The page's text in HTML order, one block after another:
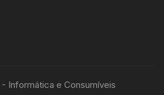
Informática e Consumíveis